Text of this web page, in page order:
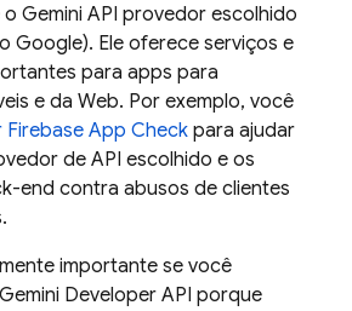
o Gemini API provedor escolhido
Google). Ele oferece serviços e
para apps para
e da Web. Por exemplo, você
Firebase App Check para ajudar
de API escolhido e os
end contra abusos de clientes
importante se você
Gemini Developer API porque